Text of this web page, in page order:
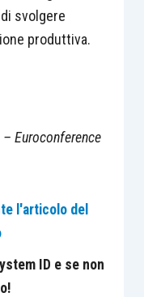
svolgere
produttiva.
Euroconference
l'articolo del
ID e se non